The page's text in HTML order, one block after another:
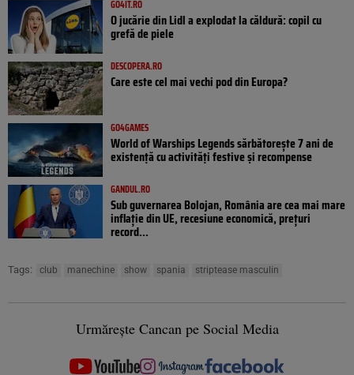
GO4IT.RO
O jucărie din Lidl a explodat la căldură: copil cu
grefă de piele
DESCOPERA.RO
Care este cel mai vechi pod din Europa?
GO4GAMES
World of Warships Legends sărbătorește 7 ani de
existență cu activități festive și recompense
GANDUL.RO
Sub guvernarea Bolojan, România are cea mai mare
inflație din UE, recesiune economică, prețuri
record...
Tags: club manechine show spania striptease masculin
Urmărește Cancan pe Social Media